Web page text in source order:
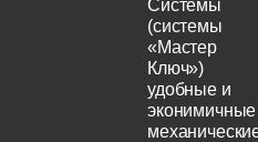
Системы
(системы
«Мастер
Ключ»)
удобные и
эконимичные